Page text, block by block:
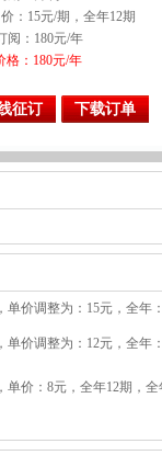
：15元/期，全年12期
阅：180元/年
格：180元/年
征订 下载订单
单价调整为：15元，全年
单价调整为：12元，全年
单价：8元，全年12期，